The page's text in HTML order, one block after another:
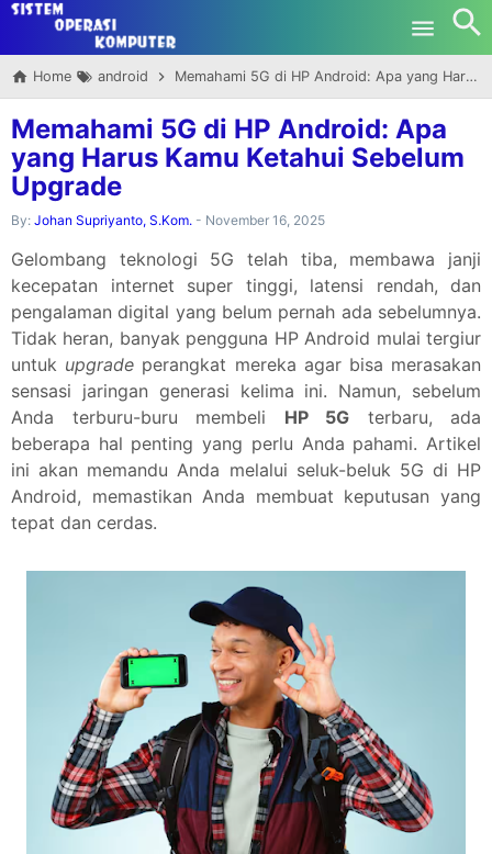
-->
Home android Memahami 5G di HP Android: Apa yang Harus Kamu Ketahui Sebelum Upgrade
Memahami 5G di HP Android: Apa
yang Harus Kamu Ketahui Sebelum
Upgrade
By: Johan Supriyanto, S.Kom. - November 16, 2025
Gelombang teknologi 5G telah tiba, membawa janji
kecepatan internet super tinggi, latensi rendah, dan
pengalaman digital yang belum pernah ada sebelumnya.
Tidak heran, banyak pengguna HP Android mulai tergiur
untuk upgrade perangkat mereka agar bisa merasakan
sensasi jaringan generasi kelima ini. Namun, sebelum
Anda terburu-buru membeli HP 5G terbaru, ada
beberapa hal penting yang perlu Anda pahami. Artikel
ini akan memandu Anda melalui seluk-beluk 5G di HP
Android, memastikan Anda membuat keputusan yang
tepat dan cerdas.